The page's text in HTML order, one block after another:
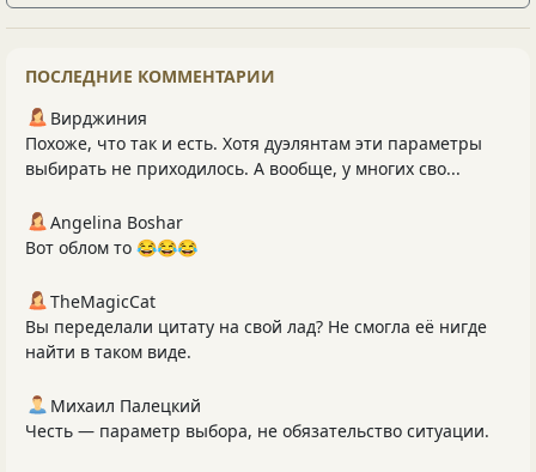
ПОСЛЕДНИЕ КОММЕНТАРИИ
Вирджиния
Похоже, что так и есть. Хотя дуэлянтам эти параметры
выбирать не приходилось. А вообще, у многих сво...
Angelina Boshar
Вот облом то 😂😂😂
TheMagicCat
Вы переделали цитату на свой лад? Не смогла её нигде
найти в таком виде.
Михаил Палецкий
Честь — параметр выбора, не обязательство ситуации.